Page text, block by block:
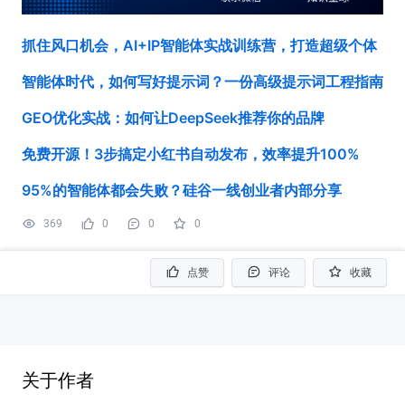
抓住风口机会，AI+IP智能体实战训练营，打造超级个体
智能体时代，如何写好提示词？一份高级提示词工程指南
GEO优化实战：如何让DeepSeek推荐你的品牌
免费开源！3步搞定小红书自动发布，效率提升100%
95%的智能体都会失败？硅谷一线创业者内部分享
369 0 0 0
点赞 评论 收藏
关于作者